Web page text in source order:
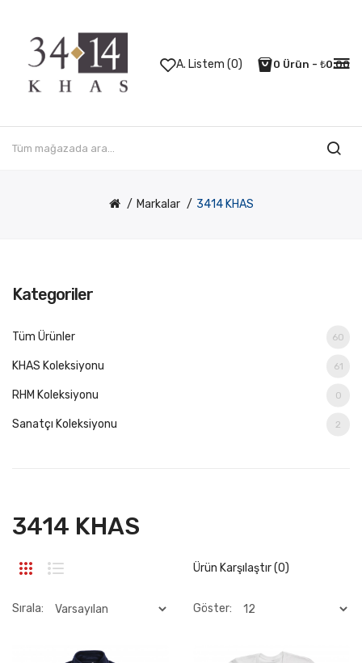
A. Listem (0) 0 Ürün - ₺0,00
Markalar 3414 KHAS
Kategoriler
Tüm Ürünler 60
KHAS Koleksiyonu 61
RHM Koleksiyonu 0
Sanatçı Koleksiyonu 2
3414 KHAS
Ürün Karşılaştır (0)
Sırala: Göster: